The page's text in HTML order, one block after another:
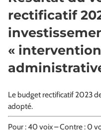
rectificatif
«
Le budget rectificatif 2023
adopté.
Pour : 40 voix – Contre : 0